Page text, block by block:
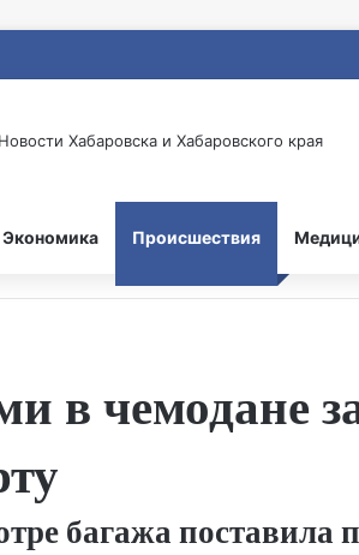
Экономика Происшествия
в чемодане
багажа поставила